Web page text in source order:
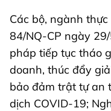
Các bộ, ngành
84/NQ-CP ngày
pháp tiếp tục tháo
doanh, thúc đẩy
bảo đảm trật tự an
dịch COVID-19;